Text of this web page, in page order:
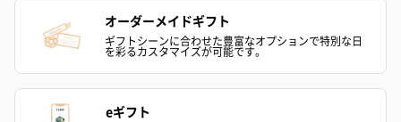
オーダーメイドギフト
ギフトシーンに合わせた豊富なオプションで特別な日
を彩るカスタマイズが可能です。
eギフト